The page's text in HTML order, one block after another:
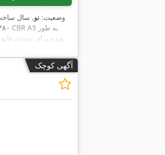
وضعیت: نو, سال
۴۸۰
ویژه برای زدودن
امکان برش و
آگهی کوچک